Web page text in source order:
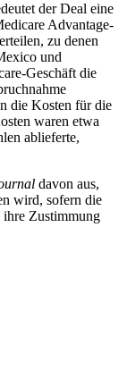
der Deal eine
Advantage-
zu denen
und
Geschäft die
die Kosten für die
waren etwa
ablieferte,
davon aus,
wird, sofern die
ihre Zustimmung